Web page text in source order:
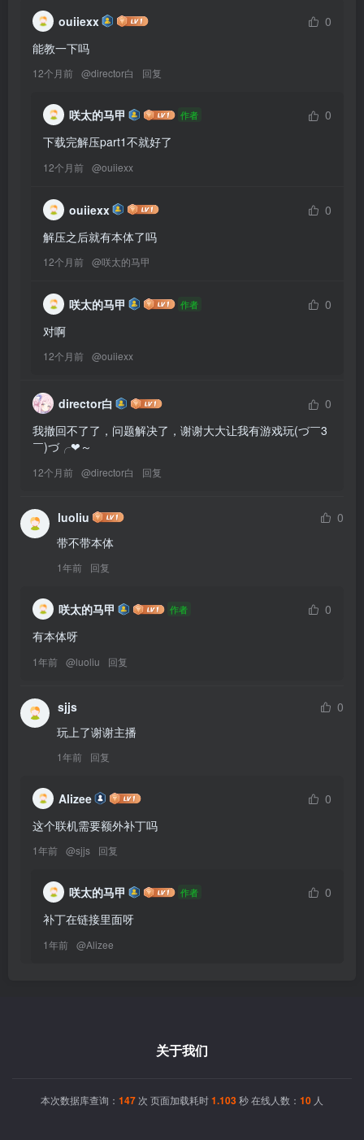
ouiiexx
0
能教一下吗
12个月前 @director白 回复
咲太的马甲 作者
0
下载完解压part1不就好了
12个月前 @ouiiexx
ouiiexx
0
解压之后就有本体了吗
12个月前 @咲太的马甲
咲太的马甲 作者
0
对啊
12个月前 @ouiiexx
director白
0
我撤回不了了，问题解决了，谢谢大大让我有游戏玩(づ￣3
￣)づ╭❤～
12个月前 @director白 回复
luoliu
0
1年前 回复
咲太的马甲 作者
0
1年前 @luoliu 回复
sjjs
0
玩上了谢谢主播
1年前 回复
Alizee
0
1年前 @sjjs 回复
咲太的马甲 作者
0
补丁在链接里面呀
1年前 @Alizee
关于我们
本次数据库查询： 147 次 页面加载耗时1.103秒 在线人数： 10 人